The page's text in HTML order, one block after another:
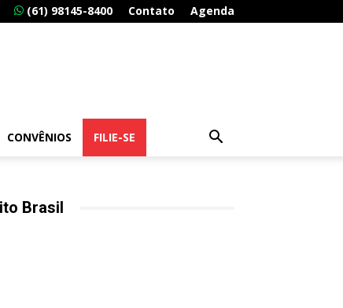
(61) 98145-8400 Contato Agenda
CONVÊNIOS FILIE-SE
Brasil